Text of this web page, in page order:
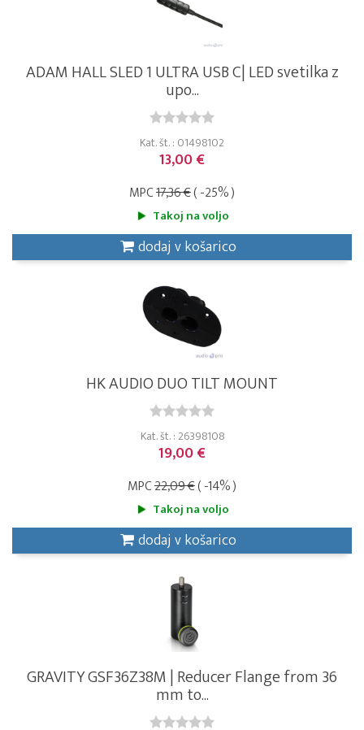
ADAM HALL SLED 1 ULTRA USB C| LED svetilka z
upo...
Kat. št. : 01498102
13,00 €
MPC17,36 €( -25% )
Takoj na voljo
dodaj v košarico
HK AUDIO DUO TILT MOUNT
Kat. št. : 26398108
19,00 €
MPC22,09 €( -14% )
Takoj na voljo
dodaj v košarico
GRAVITY GSF36Z38M | Reducer Flange from 36
mm to...